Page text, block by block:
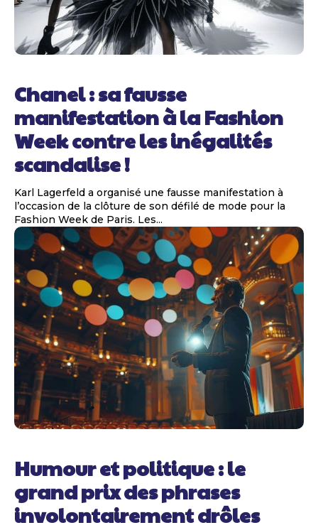
Chanel : sa fausse
manifestation à la Fashion
Week contre les inégalités
scandalise !
Karl Lagerfeld a organisé une fausse manifestation à
l’occasion de la clôture de son défilé de mode pour la
Fashion Week de Paris. Les...
Humour et politique : le
grand prix des phrases
involontairement drôles